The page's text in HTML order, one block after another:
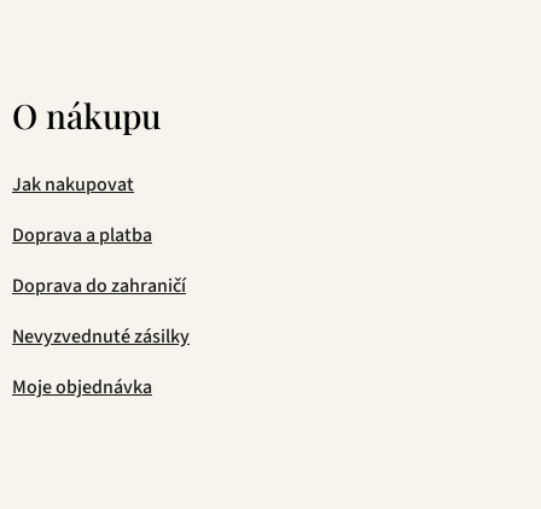
O nákupu
Jak nakupovat
Doprava a platba
Doprava do zahraničí
Nevyzvednuté zásilky
Moje objednávka